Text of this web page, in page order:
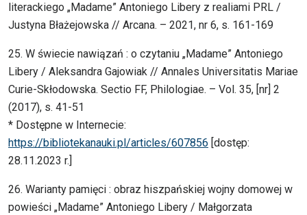
literackiego „Madame” Antoniego Libery z realiami PRL /
Justyna Błażejowska // Arcana. – 2021, nr 6, s. 161-169
25. W świecie nawiązań : o czytaniu „Madame” Antoniego
Libery / Aleksandra Gajowiak // Annales Universitatis Mariae
Curie-Skłodowska. Sectio FF, Philologiae. – Vol. 35, [nr] 2
(2017), s. 41-51
* Dostępne w Internecie:
https://bibliotekanauki.pl/articles/607856 [dostęp:
28.11.2023 r.]
26. Warianty pamięci : obraz hiszpańskiej wojny domowej w
powieści „Madame” Antoniego Libery / Małgorzata